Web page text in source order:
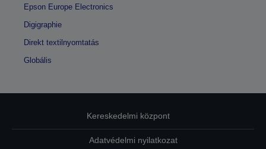
Epson Europe Electronics
Digigraphie
Direkt textilnyomtatás
Globális
Kereskedelmi központ
Adatvédelmi nyilatkozat